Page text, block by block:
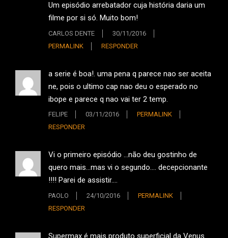
Um episódio arrebatador cuja história daria um
filme por si só. Muito bom!
CARLOS DENTE
30/11/2016
PERMALINK
RESPONDER
a serie é boa!. uma pena q parece nao ser aceita
ne, pois o ultimo cap nao deu o esperado no
ibope e parece q nao vai ter 2 temp.
FELIPE 03/11/2016
PERMALINK
RESPONDER
Vi o primeiro episódio …não deu gostinho de
quero mais…mas vi o segundo…. decepcionante
!!!! Parei de assistir….
PAOLO 24/10/2016
PERMALINK
RESPONDER
Supermax é mais produto superficial da Venus